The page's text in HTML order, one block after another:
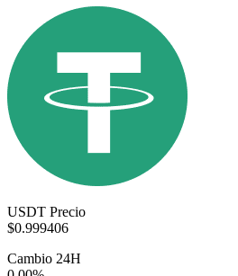
USDT Precio
$0.999406
Cambio 24H